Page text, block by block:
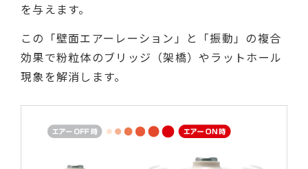
を与えます。
この「壁面エアーレーション」と「振動」の複合
効果で粉粒体のブリッジ（架橋）やラットホール
現象を解消します。